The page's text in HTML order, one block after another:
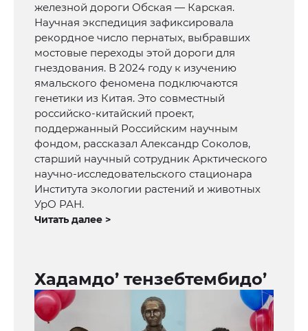
железной дороги Обская — Карская.
Научная экспедиция зафиксировала
рекордное число пернатых, выбравших
мостовые переходы этой дороги для
гнездования. В 2024 году к изучению
ямальского феномена подключаются
генетики из Китая. Это совместный
российско-китайский проект,
поддержанный Российским научным
фондом, рассказал Александр Соколов,
старший научный сотрудник Арктического
научно-исследовательского стационара
Института экологии растений и животных
УрО РАН.
Читать далее >
Хадамдо’ тензебтембидо’